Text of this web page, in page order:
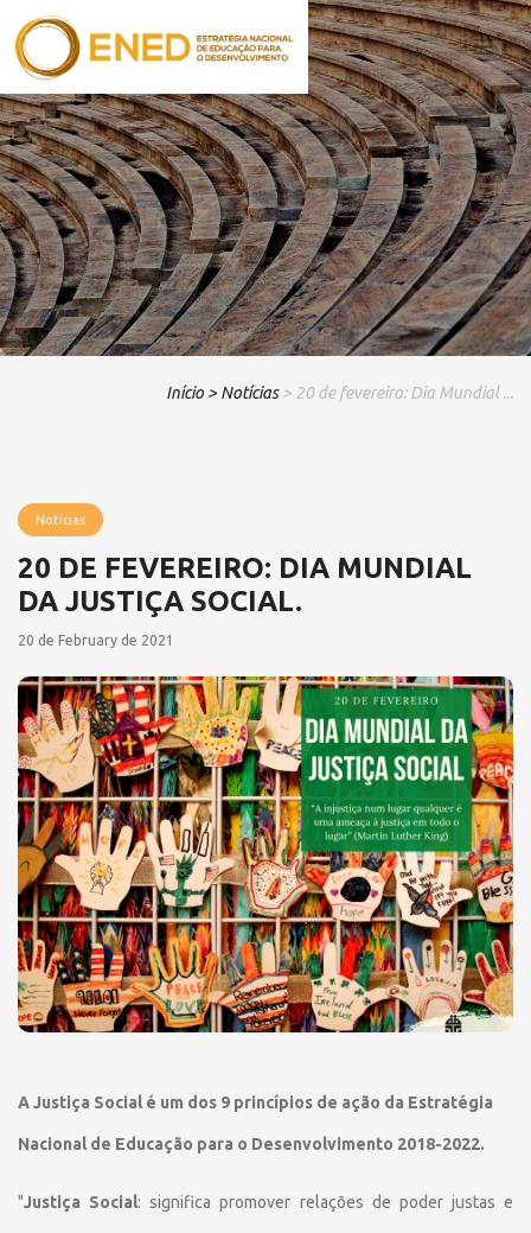
Início > Notícias > 20 de fevereiro: Dia Mundial ...
Notícias
20 DE FEVEREIRO: DIA MUNDIAL
DA JUSTIÇA SOCIAL.
20 de February de 2021
A Justiça Social é um dos 9 princípios de ação da Estratégia
Nacional de Educação para o Desenvolvimento 2018-2022.
"Justiça Social: significa promover relações de poder justas e